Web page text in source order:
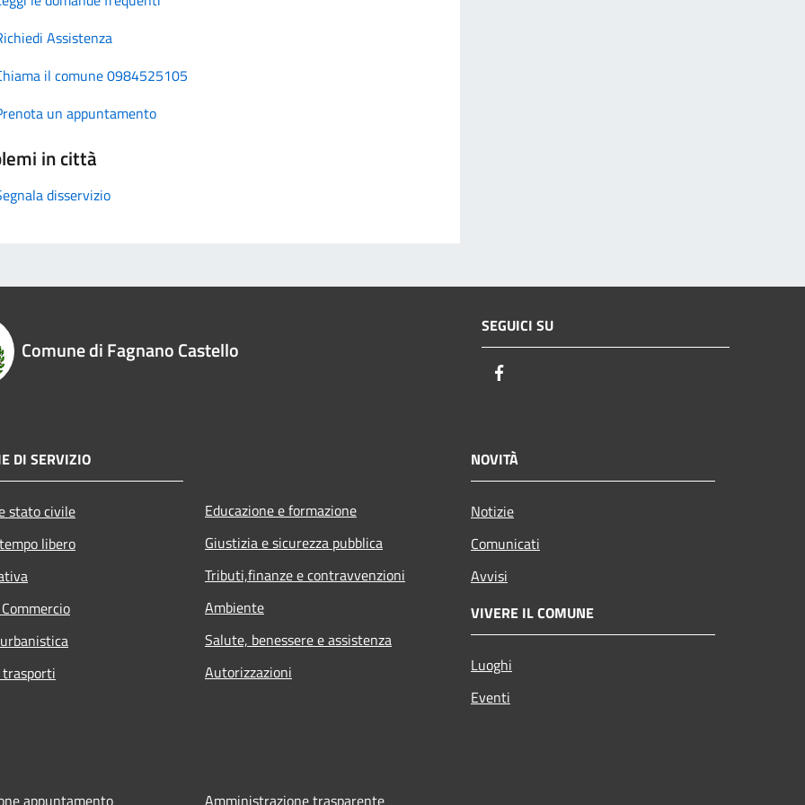
Assistenza
il comune 0984525105
un appuntamento
in città
disservizio
Comune di Fagnano Castello
SEGUICI SU
DI SERVIZIO
stato civile
libero
Educazione e formazione
Giustizia e sicurezza pubblica
Tributi,finanze e contravvenzioni
Ambiente
Salute, benessere e assistenza
Autorizzazioni
NOVITÀ
Notizie
Comunicati
Avvisi
VIVERE IL COMUNE
Luoghi
Eventi
appuntamento Amministrazione trasparente